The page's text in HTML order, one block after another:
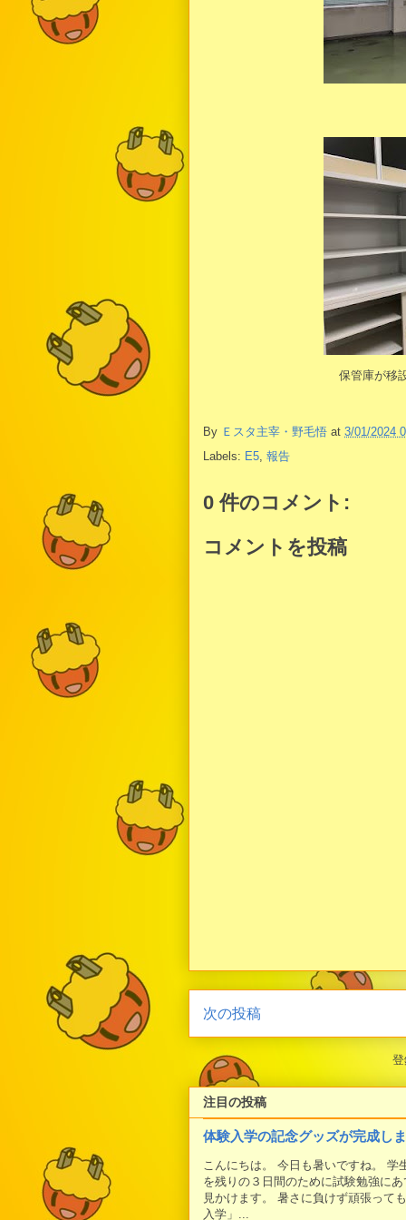
保管庫が移
By Ｅスタ主宰・野毛悟 at 3/01/2024
Labels: E5 報告
0 件のコメント:
コメントを投稿
次の投稿
注目の投稿
体験入学の記念グッズが完成し
こんにちは。 今日も暑いですね。 学
を残りの３日間のために試験勉強に
見かけます。 暑さに負けず頑張って
入学」...